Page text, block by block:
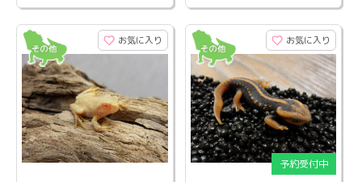
お気に入り お気に入り